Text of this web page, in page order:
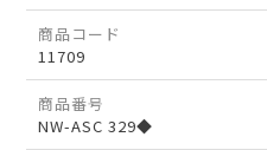
商品コード
11709
商品番号
NW-ASC 329◆